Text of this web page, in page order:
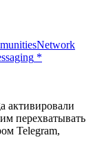
Network
*
активировали
перехватывать
Telegram,